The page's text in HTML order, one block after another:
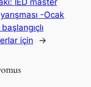
-Ocak
için
→